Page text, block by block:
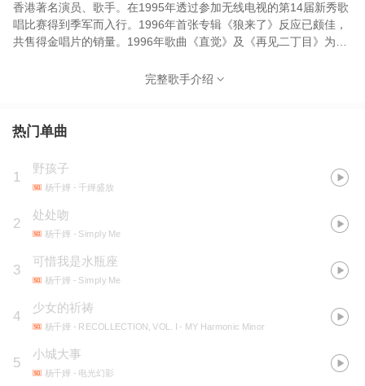
香港著名演员、歌手。在1995年透过参加无线电视的第14届新秀歌
唱比赛得到季军而入行。1996年首张专辑《狼来了》反应已颇佳，
共售得金唱片的销量。1996年歌曲《直觉》及《再见二丁目》为杨
让林夕对杨千嬅青睐有加。1999年《夏天的故事》及《抬起我的头
2002年凭电影《新扎师妹》获得意大利乌甸尼影展最受观众欢迎大
荣获第32届香港电影金像奖最佳女主角，由此成为继梅艳芳之后第
二位囊括香港乐坛与影坛标志性大奖的女星，成功跻身香港艺坛“歌
影双后”。
完整歌手介绍
热门单曲
1
野孩子
杨千嬅 - 千嬅盛放
2
处处吻
杨千嬅 - Simply Me
3
可惜我是水瓶座
杨千嬅 - Simply Me
4
少女的祈祷
杨千嬅 - RECOLLECTION, VOL. I - MY Harmonic Minor
5
小城大事
杨千嬅 - 电光幻影